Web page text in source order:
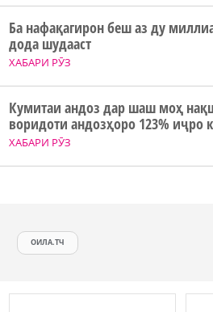
ХАБАРИ РӮЗ
Ба нафақагирон беш аз ду
дода шудааст
ХАБАРИ РӮЗ
Кумитаи андоз дар шаш моҳ
воридоти андозҳоро 123% иҷро
ОИЛА.ТЧ